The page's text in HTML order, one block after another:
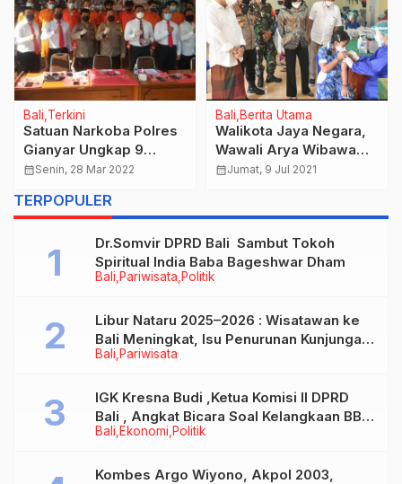
Bali Terkini
Satuan Narkoba Polres
Gianyar Ungkap 9
Pelaku Pengedar dan
calendar_monthSenin, 28 Mar 2022
Bali Berita Utama
Walikota Jaya Negara,
Wawali Arya Wibawa
Serta Forkompimda
di SMP Dharma Wiweka
calendar_monthJumat, 9 Jul 2021
TERPOPULER
Bali Pariwisata Politik
Dr.Somvir DPRD Bali Sambut Tokoh
Spiritual India Baba Bageshwar Dham
Bali Pariwisata
Libur Nataru 2025–2026 : Wisatawan ke
Bali Meningkat, Isu Penurunan Kunjungan
Tidak Benar
Bali Ekonomi Politik
IGK Kresna Budi ,Ketua Komisi II DPRD
Bali , Angkat Bicara Soal Kelangkaan BBM
Bersubsidi Jenis Solar
Kombes Argo Wiyono, Akpol 2003,